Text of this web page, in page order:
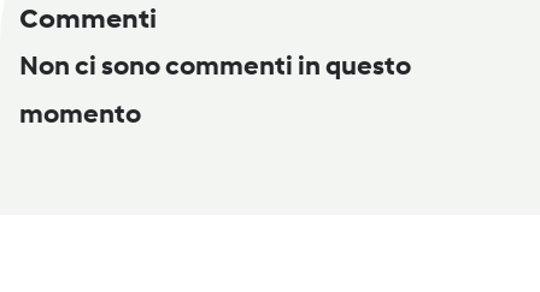
Commenti
Non ci sono commenti in questo
momento